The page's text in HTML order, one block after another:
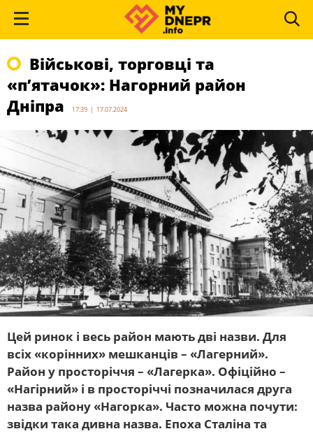
Військові, торговці та
«п’ятачок»: Нагорний район
Дніпра
17:39 | 17.07.2024
Цей ринок і весь район мають дві назви. Для
всіх «корінних» мешканців – «Лагерний».
Район у просторіччя – «Лагерка». Офіційно –
«Нагірний» і в просторіччі позначилася друга
назва району «Нагорка». Часто можна почути:
звідки така дивна назва. Епоха Сталіна та